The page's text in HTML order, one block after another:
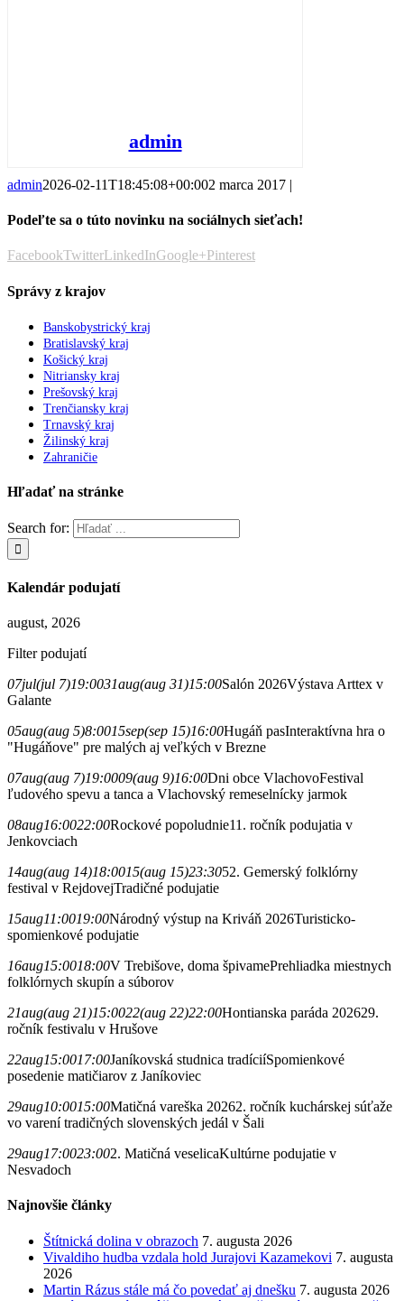
admin
admin2026-02-11T18:45:08+00:002 marca 2017 |
Podeľte sa o túto novinku na sociálnych sieťach!
FacebookTwitterLinkedInGoogle+Pinterest
Správy z krajov
Banskobystrický kraj
Bratislavský kraj
Košický kraj
Nitriansky kraj
Prešovský kraj
Trenčiansky kraj
Trnavský kraj
Žilinský kraj
Zahraničie
Hľadať na stránke
Search for:
Kalendár podujatí
august, 2026
Filter podujatí
07jul(jul 7)19:0031aug(aug 31)15:00Salón 2026Výstava Arttex v
Galante
05aug(aug 5)8:0015sep(sep 15)16:00Hugáň pasInteraktívna hra o
"Hugáňove" pre malých aj veľkých v Brezne
07aug(aug 7)19:0009(aug 9)16:00Dni obce VlachovoFestival
ľudového spevu a tanca a Vlachovský remeselnícky jarmok
08aug16:0022:00Rockové popoludnie11. ročník podujatia v
Jenkovciach
14aug(aug 14)18:0015(aug 15)23:3052. Gemerský folklórny
festival v RejdovejTradičné podujatie
15aug11:0019:00Národný výstup na Kriváň 2026Turisticko-
spomienkové podujatie
16aug15:0018:00V Trebišove, doma špivamePrehliadka miestnych
folklórnych skupín a súborov
21aug(aug 21)15:0022(aug 22)22:00Hontianska paráda 202629.
ročník festivalu v Hrušove
22aug15:0017:00Janíkovská studnica tradíciíSpomienkové
posedenie matičiarov z Janíkoviec
29aug10:0015:00Matičná vareška 20262. ročník kuchárskej súťaže
vo varení tradičných slovenských jedál v Šali
29aug17:0023:002. Matičná veselicaKultúrne podujatie v
Nesvadoch
Najnovšie články
Štítnická dolina v obrazoch 7. augusta 2026
Vivaldiho hudba vzdala hold Jurajovi Kazamekovi 7. augusta
2026
Martin Rázus stále má čo povedať aj dnešku 7. augusta 2026